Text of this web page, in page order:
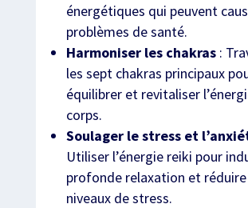
énergétiques qui peuvent
problèmes de santé.
Harmoniser les chakras:
les sept chakras principaux
équilibrer et revitaliser
corps.
Soulager le stress et
Utiliser l’énergie reiki pour
profonde relaxation et réduire
niveaux de stress.